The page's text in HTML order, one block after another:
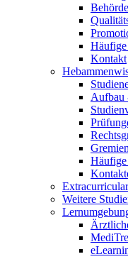
Kontakt
Aufbau
Häufige
Weitere